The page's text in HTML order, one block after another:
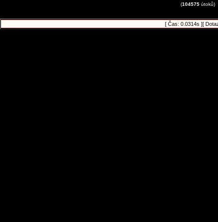
(104575 útoků)
[ Čas: 0.0314s ][